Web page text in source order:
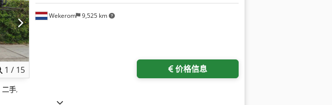
1 / 15
Wekerom 9,525 km
价格信息
二手,